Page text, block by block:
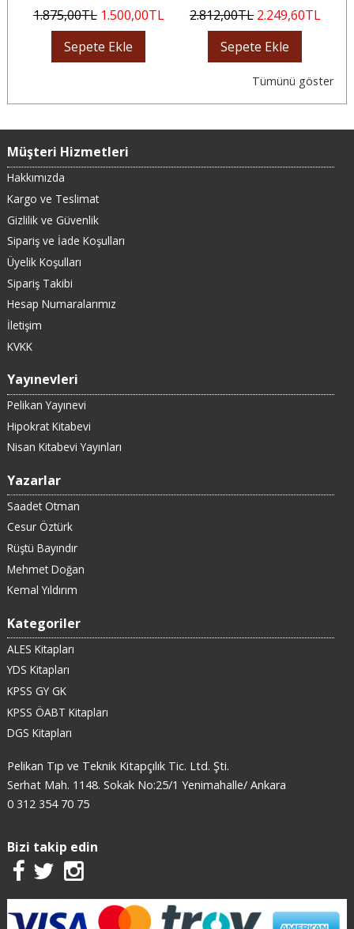
1.875,00TL 1.500,00TL
Sepete Ekle
2.812,00TL 2.249,60TL
Sepete Ekle
Tümünü göster
Müşteri Hizmetleri
Hakkımızda
Kargo ve Teslimat
Gizlilik ve Güvenlik
Sipariş ve İade Koşulları
Üyelik Koşulları
Sipariş Takibi
Hesap Numaralarımız
İletişim
KVKK
Yayınevleri
Pelikan Yayınevi
Hipokrat Kitabevi
Nisan Kitabevi Yayınları
Yazarlar
Saadet Otman
Cesur Öztürk
Rüştü Bayındır
Mehmet Doğan
Kemal Yıldırım
Kategoriler
ALES Kitapları
YDS Kitapları
KPSS GY GK
KPSS ÖABT Kitapları
DGS Kitapları
Pelikan Tıp ve Teknik Kitapçılık Tic. Ltd. Şti.
Serhat Mah. 1148. Sokak No:25/1 Yenimahalle/ Ankara
0 312 354 70 75
Bizi takip edin